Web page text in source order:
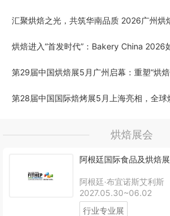
汇聚烘焙之光，共筑华南品质 2026广州烘
烘焙进入“首发时代”：Bakery China 2026
第29届中国烘焙展5月广州启幕：重塑“烘
第28届中国国际焙烤展5月上海亮相，全球
烘焙展会
阿根廷国际食品及烘焙
阿根廷·布宜诺斯艾利斯
2027.05.30~06.02
行业专业展